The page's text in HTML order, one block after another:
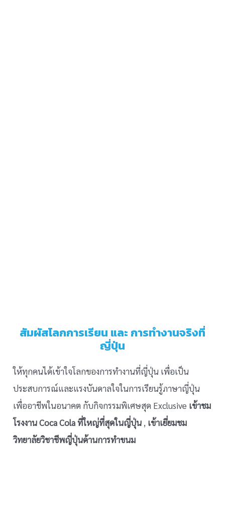
สัมผัสโลกการเรียน และ การทำงานจริงที่
ญี่ปุ่น
ให้ทุกคนได้เข้าใจโลกของการทำงานที่ญี่ปุ่น เพื่อเป็น
ประสบการณ์และแรงบันดาลใจในการเรียนรู้ภาษาญี่ปุ่น
เพื่ออาชีพในอนาคต กับกิจกรรมพิเศษสุด Exclusive เข้าชม
โรงงาน Coca Cola ที่ใหญ่ที่สุดในญี่ปุ่น , เข้าเยี่ยมชม
วิทยาลัยวิชาชีพญี่ปุ่นด้านการทำขนม